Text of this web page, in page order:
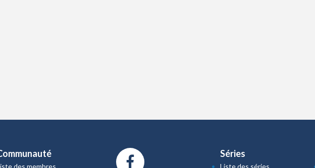
des membres
Séries
Liste des séries